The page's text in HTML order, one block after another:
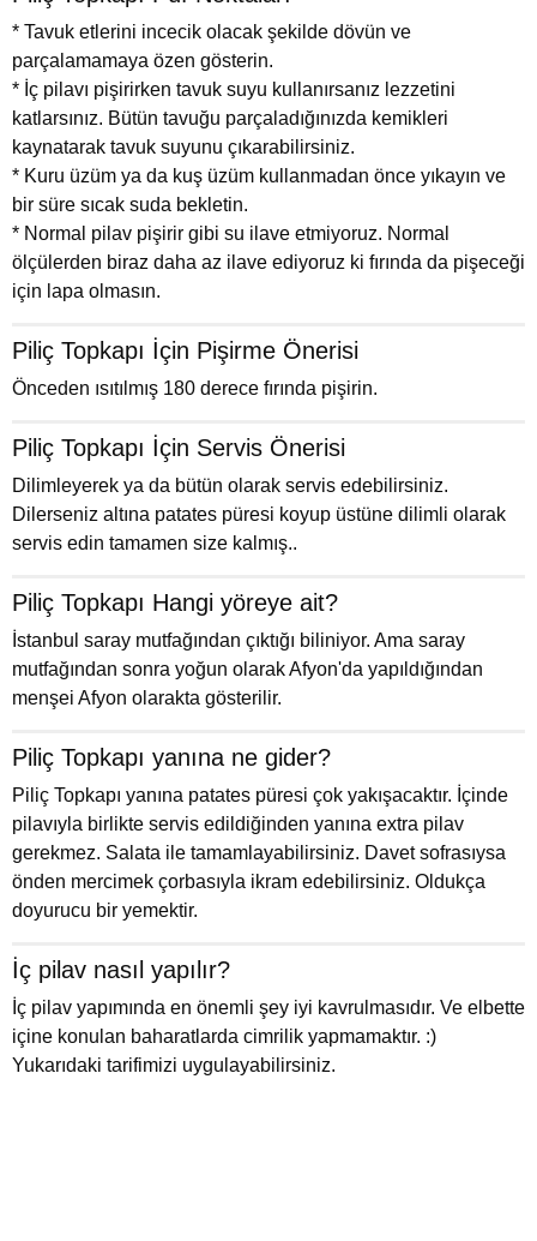
* Tavuk etlerini incecik olacak şekilde dövün ve
parçalamamaya özen gösterin.
* İç pilavı pişirirken tavuk suyu kullanırsanız lezzetini
katlarsınız. Bütün tavuğu parçaladığınızda kemikleri
kaynatarak tavuk suyunu çıkarabilirsiniz.
* Kuru üzüm ya da kuş üzüm kullanmadan önce yıkayın ve
bir süre sıcak suda bekletin.
* Normal pilav pişirir gibi su ilave etmiyoruz. Normal
ölçülerden biraz daha az ilave ediyoruz ki fırında da pişeceği
için lapa olmasın.
Piliç Topkapı İçin Pişirme Önerisi
Önceden ısıtılmış 180 derece fırında pişirin.
Piliç Topkapı İçin Servis Önerisi
Dilimleyerek ya da bütün olarak servis edebilirsiniz.
Dilerseniz altına patates püresi koyup üstüne dilimli olarak
servis edin tamamen size kalmış..
Piliç Topkapı Hangi yöreye ait?
İstanbul saray mutfağından çıktığı biliniyor. Ama saray
mutfağından sonra yoğun olarak Afyon'da yapıldığından
menşei Afyon olarakta gösterilir.
Piliç Topkapı yanına ne gider?
Piliç Topkapı yanına patates püresi çok yakışacaktır. İçinde
pilavıyla birlikte servis edildiğinden yanına extra pilav
gerekmez. Salata ile tamamlayabilirsiniz. Davet sofrasıysa
önden mercimek çorbasıyla ikram edebilirsiniz. Oldukça
doyurucu bir yemektir.
İç pilav nasıl yapılır?
İç pilav yapımında en önemli şey iyi kavrulmasıdır. Ve elbette
içine konulan baharatlarda cimrilik yapmamaktır. :)
Yukarıdaki tarifimizi uygulayabilirsiniz.